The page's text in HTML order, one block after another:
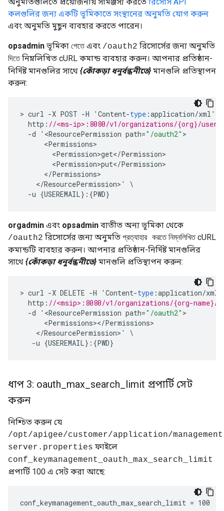
কলগুলির জন্য একটি ভূমিকাতে সংস্থানের অনুমতি যোগ করুন
এবং অনুমতি মুছুন ব্যবহার করতে পারেন।
opsadmin ভূমিকা পেতেএবং /oauth2 রিসোর্সের জন্য অনুমতি
দিতেনিম্নলিখিত cURL কমান্ড ব্যবহার করুন। আপনার প্রতিষ্ঠান-
নির্দিষ্ট মানগুলির সাথে {কোঁকড়া ধনুর্বন্ধনীতে} মানগুলি প্রতিস্থাপন
করুন:
> curl -X POST -H ' Content-type :application/xml '
http : //<ms-ip>:8080/v1/organizations/{org}/
-d ' <ResourcePermission path="/oauth2"
<Permissions
<Permission>get</Permission
<Permission>put</Permission
</Permissions
</ResourcePermission> '
-u {USEREMAIL}:{PWD}
orgadmin এবং opsadmin ব্যতীত অন্য ভূমিকা থেকে
/oauth2 রিসোর্সের জন্য অনুমতি প্রত্যাহার করতে নিম্নলিখিতcURL
কমান্ডটি ব্যবহার করুন। আপনার প্রতিষ্ঠান-নির্দিষ্ট মানগুলির
সাথে {কোঁকড়া ধনুর্বন্ধনীতে} মানগুলি প্রতিস্থাপন করুন:
> curl -X DELETE -H ' Content-type :application/xml
http : //<msip>:8080/v1/organizations/{org-
-d ' <ResourcePermission path="/oauth2"
<Permissions></Permissions
</ResourcePermission> '
-u {USEREMAIL}:{PWD}
ধাপ 3: oauth max search limit প্রপার্টি সেট
করুন
নিশ্চিত করুন যে
/opt/apigee/customer/application/
server.properties ফাইলে
conf_keymanagement_oauth_max_search_limit
প্রপার্টি 100 এ সেট করা আছে:
conf_keymanagement_oauth_max_search_limit = 100